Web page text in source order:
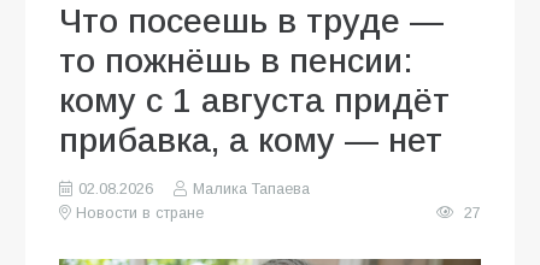
Что посеешь в труде —
то пожнёшь в пенсии:
кому с 1 августа придёт
прибавка, а кому — нет
02.08.2026
Малика Тапаева
Новости в стране
27